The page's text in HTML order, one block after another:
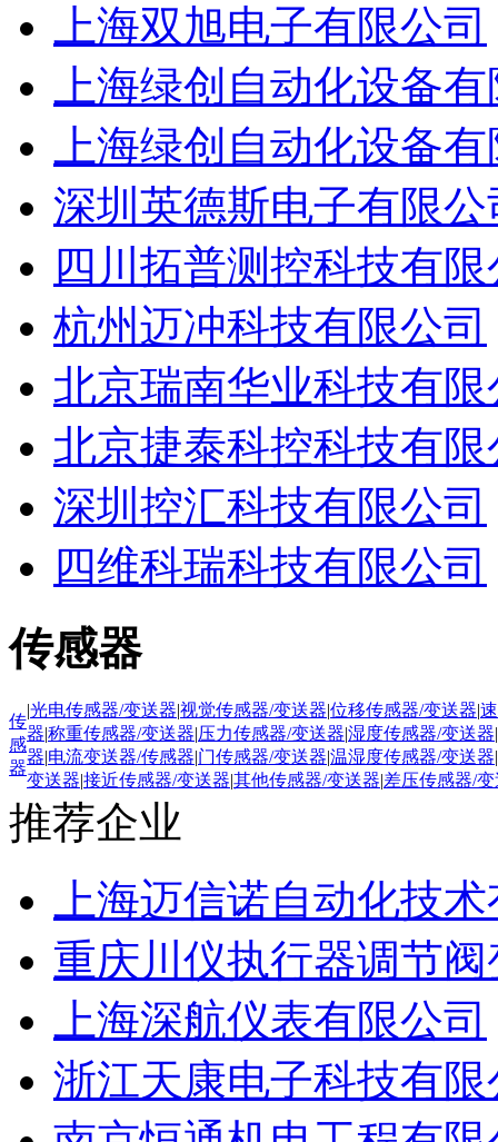
上海双旭电子有限公司
上海绿创自动化设备
上海绿创自动化设备
深圳英德斯电子有限公
四川拓普测控科技有
杭州迈冲科技有限公司
北京瑞南华业科技有限
北京捷泰科控科技有限
深圳控汇科技有限公司
四维科瑞科技有限公司
传感器
传
感
器
|光电传感器/变送器|视觉传感器/变送器|位移传感器/变送器|
器|称重传感器/变送器|压力传感器/变送器|湿度传感器/变送器|
器|电流变送器/传感器|门传感器/变送器|温湿度传感器/变送器|
变送器|接近传感器/变送器|其他传感器/变送器|差压传感器/
推荐企业
上海迈信诺自动化技
重庆川仪执行器调节
上海深航仪表有限公司
浙江天康电子科技有限